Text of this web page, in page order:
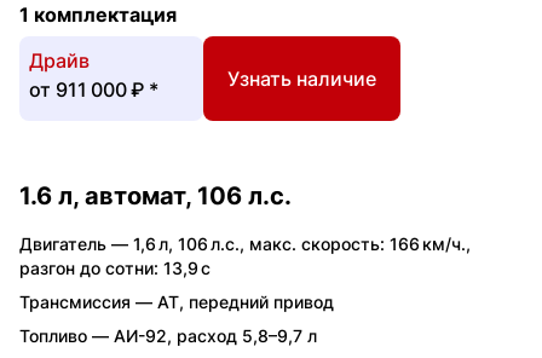
1 комплектация
Драйв
от 911 000 ₽ * Узнать наличие
1.6 л, автомат, 106 л.с.
Двигатель — 1,6 л, 106 л.с., макс. скорость: 166 км/ч.,
разгон до сотни: 13,9 с
Трансмиссия — AT, передний привод
Топливо — АИ-92, расход 5,8–9,7 л